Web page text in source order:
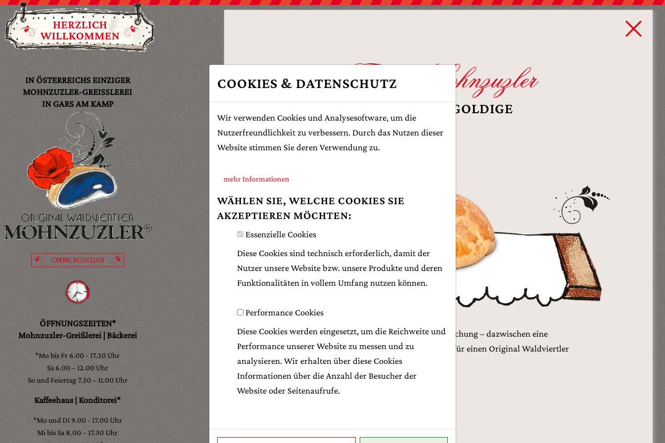
IN ÖSTERREICHS EINZIGER
MOHNZUZLER-GREISSLEREI
IN GARS AM KAMP
ONLINE BESTELLEN
ÖFFNUNGSZEITEN*
Mohnzuzler-Greißlerei | Bäckerei
*Mo bis Fr 6.00 - 17.30 Uhr
Sa 6.00 – 12.00 Uhr
So und Feiertag 7.30 – 11.00 Uhr
Kaffeehaus | Konditorei*
*Mo und Di 9.00 - 17.00 Uhr
Mi bis Sa 8.00 – 17.30 Uhr
Topfen Mohnzuzler
DER G'SUND GOLDIGE
Mohn und Topfen bieten hier eine besondere Mischung – dazwischen eine
Rumzwetschke und der Mandelkern, wie es sich für einen Original Waldviertler
Mohnzuzler gehört.
Versand auf Wunsch möglich.
COOKIES & DATENSCHUTZ
Wir verwenden Cookies und Analysesoftware, um die
Nutzerfreundlichkeit zu verbessern. Durch das Nutzen dieser
Website stimmen Sie deren Verwendung zu.
mehr Informationen
WÄHLEN SIE, WELCHE COOKIES SIE
AKZEPTIEREN MÖCHTEN:
Essenzielle Cookies
Diese Cookies sind technisch erforderlich, damit der
Nutzer unsere Website bzw. unsere Produkte und deren
Funktionalitäten in vollem Umfang nutzen können.
Performance Cookies
Diese Cookies werden eingesetzt, um die Reichweite und
Performance unserer Website zu messen und zu
analysieren. Wir erhalten über diese Cookies
Informationen über die Anzahl der Besucher der
Website oder Seitenaufrufe.